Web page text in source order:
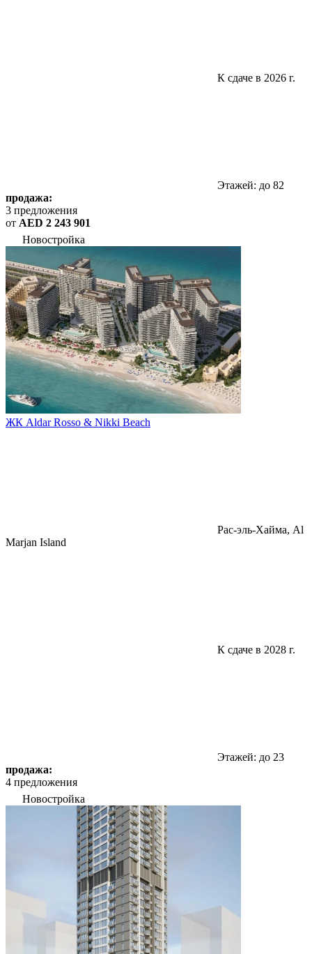
К сдаче в 2026 г.
Этажей: до 82
продажа:
3 предложения
от AED 2 243 901
Новостройка
ЖК Aldar Rosso & Nikki Beach
Pac-эль-Хайма, Al
Marjan Island
К сдаче в 2028 г.
Этажей: до 23
продажа:
4 предложения
Новостройка